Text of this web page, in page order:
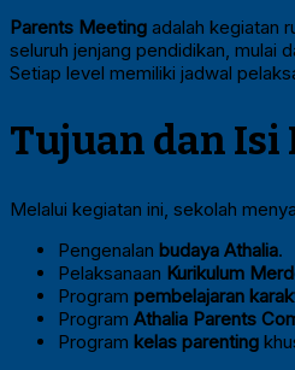
Parents Meeting adalah kegiatan
seluruh jenjang pendidikan, mulai
Setiap level memiliki jadwal
Tujuan dan Isi
Melalui kegiatan ini, sekolah
Pengenalan budaya Athalia.
Pelaksanaan Kurikulum
Program pembelajaran
Program Athalia Parents
Program kelas parenting